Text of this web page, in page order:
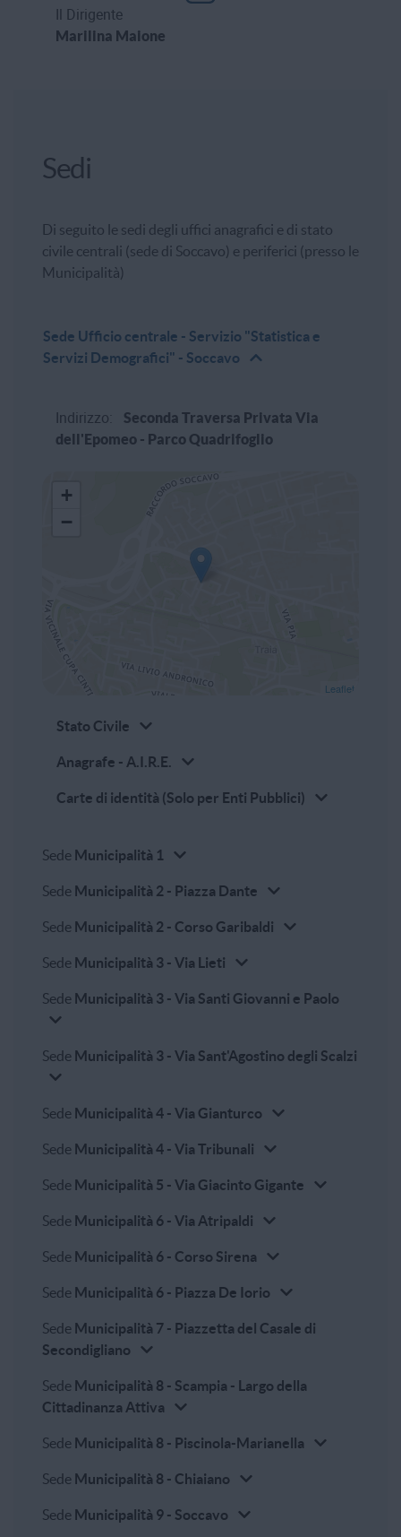
Il Dirigente
Marilina Maione
Sedi
Di seguito le sedi degli uffici anagrafici e di stato
civile centrali (sede di Soccavo) e periferici (presso le
Municipalità)
Sede Ufficio centrale - Servizio "Statistica e
Servizi Demografici" - Soccavo
Indirizzo:
Seconda Traversa Privata Via
dell'Epomeo - Parco Quadrifoglio
+
−
Leaflet
Stato Civile
Anagrafe - A.I.R.E.
Carte di identità (Solo per Enti Pubblici)
Sede Municipalità 1
Sede Municipalità 2 - Piazza Dante
Sede Municipalità 2 - Corso Garibaldi
Sede Municipalità 3 - Via Lieti
Sede Municipalità 3 - Via Santi Giovanni e Paolo
Sede Municipalità 3 - Via Sant'Agostino degli Scalzi
Sede Municipalità 4 - Via Gianturco
Sede Municipalità 4 - Via Tribunali
Sede Municipalità 5 - Via Giacinto Gigante
Sede Municipalità 6 - Via Atripaldi
Sede Municipalità 6 - Corso Sirena
Sede Municipalità 6 - Piazza De Iorio
Sede Municipalità 7 - Piazzetta del Casale di
Secondigliano
Sede Municipalità 8 - Scampia - Largo della
Cittadinanza Attiva
Sede Municipalità 8 - Piscinola-Marianella
Sede Municipalità 8 - Chiaiano
Sede Municipalità 9 - Soccavo